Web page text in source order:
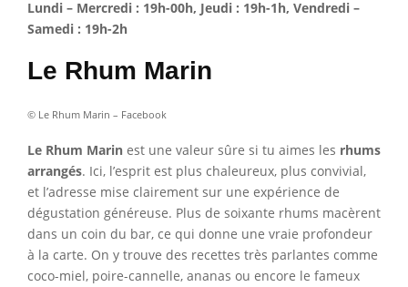
Lundi – Mercredi : 19h-00h, Jeudi : 19h-1h, Vendredi –
Samedi : 19h-2h
Le Rhum Marin
© Le Rhum Marin – Facebook
Le Rhum Marin est une valeur sûre si tu aimes les rhums
arrangés. Ici, l’esprit est plus chaleureux, plus convivial,
et l’adresse mise clairement sur une expérience de
dégustation généreuse. Plus de soixante rhums macèrent
dans un coin du bar, ce qui donne une vraie profondeur
à la carte. On y trouve des recettes très parlantes comme
coco-miel, poire-cannelle, ananas ou encore le fameux